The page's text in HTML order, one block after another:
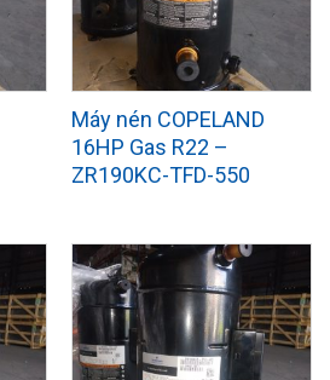
Máy nén COPELAND
16HP Gas R22 –
ZR190KC-TFD-550